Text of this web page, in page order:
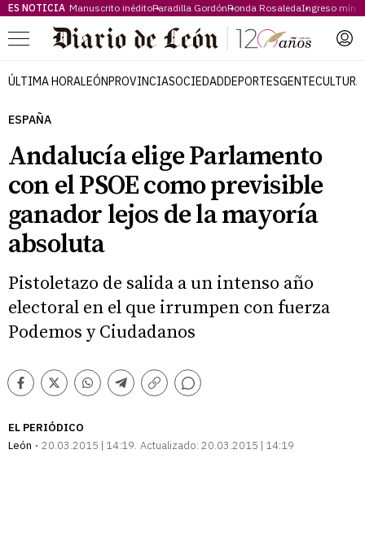
ES NOTICIA Manuscrito inéditoParadilla GordónRonda RosaledaIngreso
Menú
ÚLTIMA HORALEÓNPROVINCIASOCIEDADDEPORTESGENTECULTURA
ESPAÑA
Andalucía elige Parlamento
con el PSOE como previsible
ganador lejos de la mayoría
absoluta
Pistoletazo de salida a un intenso año
electoral en el que irrumpen con fuerza
Podemos y Ciudadanos
Facebook
TwitterWhatsappTelegram
Copiar
Comentarios
EL PERIÓDICO
León
20.03.2015 | 14:19 Actualizado: 20.03.2015 | 14:19